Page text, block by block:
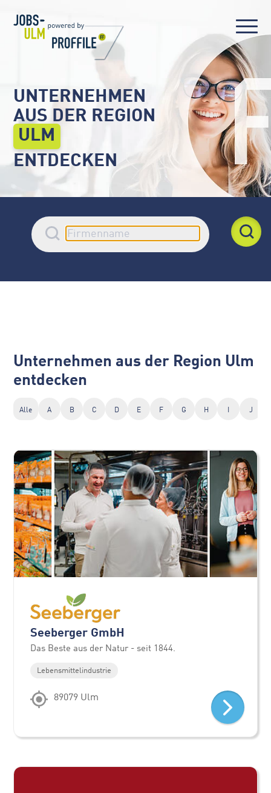
UNTERNEHMEN
AUS DER REGION
ULM
ENTDECKEN
Unternehmen aus der Region Ulm
entdecken
Alle A B C D E F G H I J
Seeberger GmbH
Das Beste aus der Natur - seit 1844.
Lebensmittelindustrie
89079 Ulm